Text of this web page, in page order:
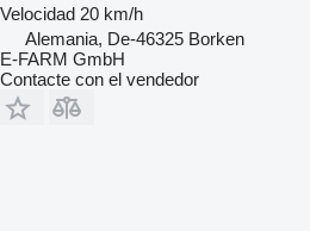
Velocidad 20 km/h
Alemania, De-46325 Borken
E-FARM GmbH
Contacte con el vendedor